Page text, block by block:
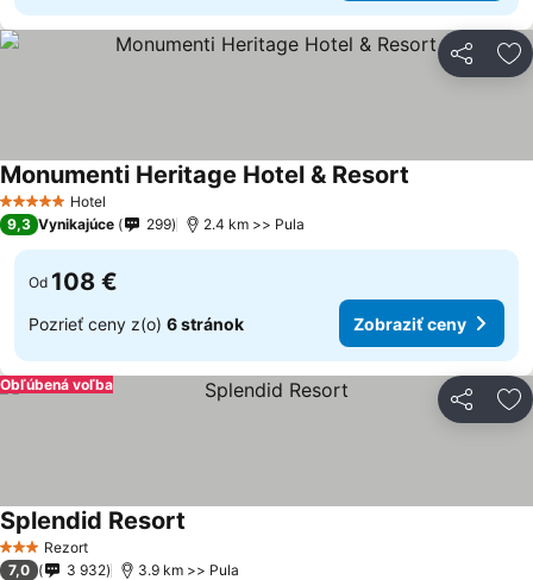
Zdieľať
5 Počet hviezdičiek
Hotel
Monumenti Heritage Hotel & Resort
9,3 Vynikajúce 299 2.4 km >> Pula
Od 108 €
Pozrieť ceny z(o) 6 stránok Zobraziť ceny
Zdieľať
Obľúbená voľba
3 Počet hviezdičiek
Rezort
Splendid Resort
7,0 3 932 3.9 km >> Pula